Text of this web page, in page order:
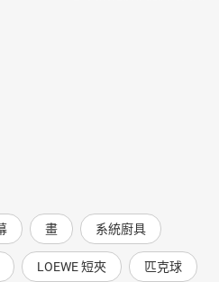
畫 系統廚具
LOEWE 短夾 匹克球